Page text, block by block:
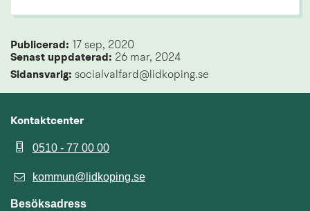
Publicerad: 17 sep, 2020
Senast uppdaterad: 26 mar, 2024
Sidansvarig: socialvalfard@lidkoping.se
Kontaktcenter
0510 - 77 00 00
kommun@lidkoping.se
Besöksadress